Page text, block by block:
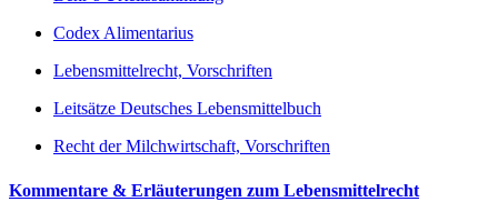
Codex Alimentarius
Lebensmittelrecht, Vorschriften
Leitsätze Deutsches Lebensmittelbuch
Recht der Milchwirtschaft, Vorschriften
Kommentare & Erläuterungen zum Lebensmittelrecht